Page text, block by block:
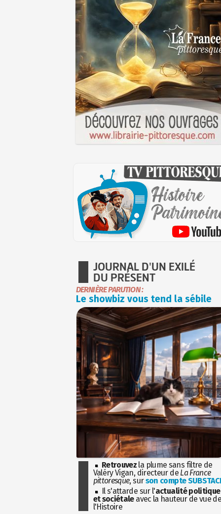
JOURNAL D'UN EXILÉ
DU PRÉSENT
DERNIÈRE PARUTION :
Le showbiz vous tend la sébile
Retrouvez la plume sans filtre de
Valéry Vigan, directeur de La France
pittoresque, surson compte
Il s'attarde sur l'actualité politique
et sociétaleavec la hauteur de vue
l'Histoire